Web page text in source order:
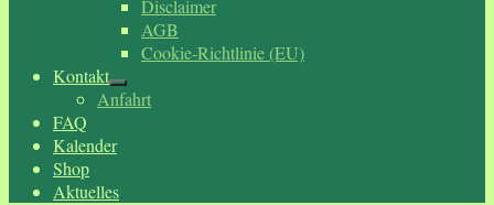
Disclaimer
AGB
Cookie-Richtlinie (EU)
Kontakt
Anfahrt
FAQ
Kalender
Shop
Aktuelles